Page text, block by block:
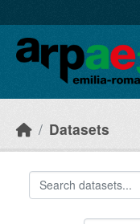
Datasets